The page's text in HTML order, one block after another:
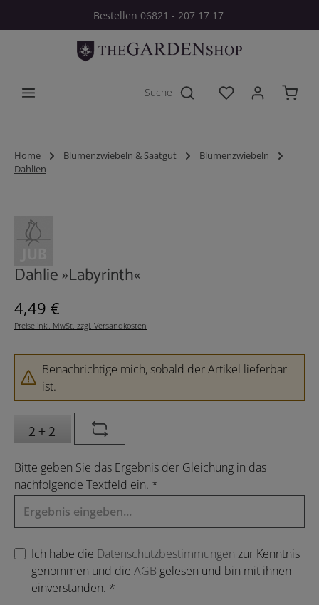
Zum Hauptinhalt springenBestellen 06821 - 207 17 17
Du hast 0
Home Blumenzwiebeln & Saatgut
Blumenzwiebeln
Dahlien
Dahlie »Labyrinth«
Regulärer Preis:
4,49 €
Preise inkl. MwSt. zzgl. Versandkosten
Benachrichtige mich, sobald der Artikel lieferbar
ist.
Bitte geben Sie das Ergebnis der Gleichung in das
nachfolgende Textfeld ein. *
Ich habe die Datenschutzbestimmungen zur Kenntnis
genommen und die AGB gelesen und bin mit ihnen
einverstanden. *